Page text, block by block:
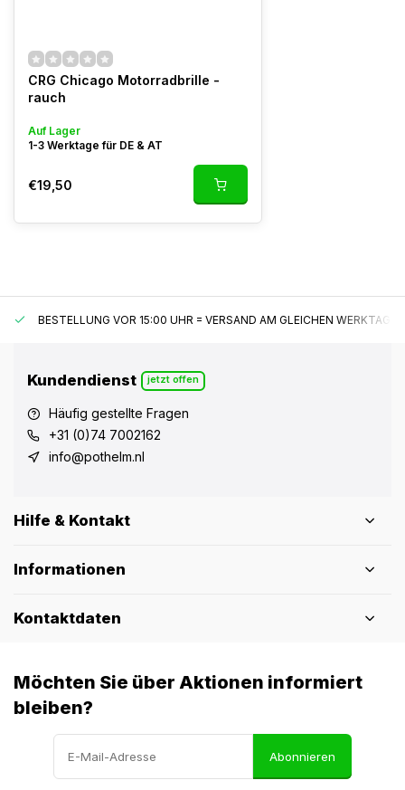
CRG Chicago Motorradbrille -
rauch
Auf Lager
1-3 Werktage für DE & AT
€19,50
BESTELLUNG VOR 15:00 UHR = VERSAND AM GLEICHEN WERKTAG*
Kundendienst jetzt offen
Häufig gestellte Fragen
+31 (0)74 7002162
info@pothelm.nl
Hilfe & Kontakt
Informationen
Kontaktdaten
Möchten Sie über Aktionen informiert
bleiben?
Abonnieren